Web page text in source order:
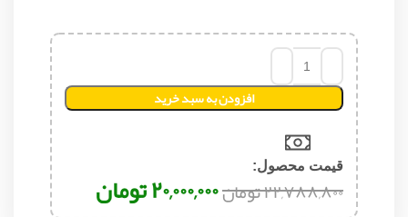
افزودن به سبد خرید
قیمت محصول:​
۲۲,۷۸۸,۸۰۰تومان۲۰,۰۰۰,۰۰۰تومان